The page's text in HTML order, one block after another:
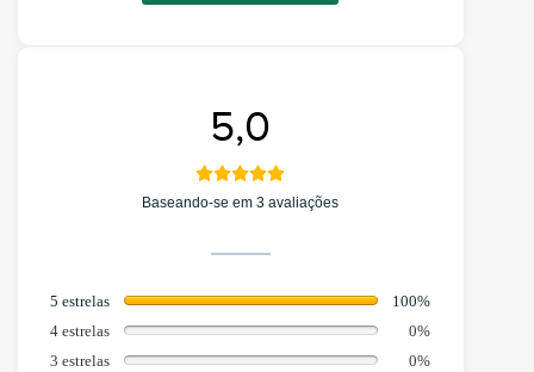
5,0
Baseando-se em 3 avaliações
5 estrelas
100%
4 estrelas
0%
3 estrelas
0%